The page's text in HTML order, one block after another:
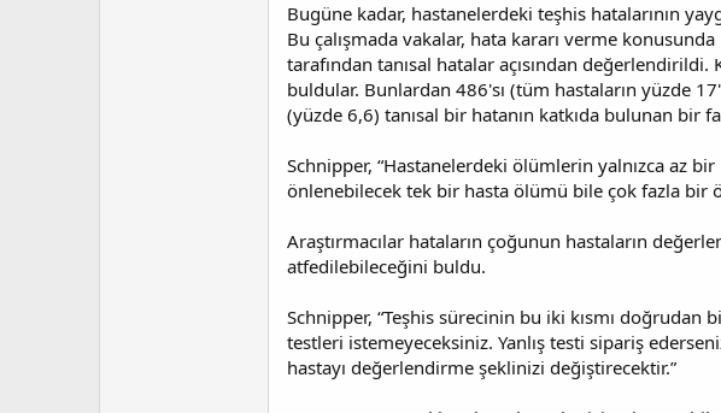
Bugüne kadar, hastanelerdeki teşhis hatalarının
Bu çalışmada vakalar, hata kararı verme
tarafından tanısal hatalar açısından
buldular. Bunlardan 486'sı (tüm hastaların yüzde
(yüzde 6,6) tanısal bir hatanın katkıda bulunan bir
Schnipper, “Hastanelerdeki ölümlerin yalnızca az
önlenebilecek tek bir hasta ölümü bile çok fazla bir
Araştırmacılar hataların çoğunun hastaların
atfedilebileceğini buldu.
Schnipper, “Teşhis sürecinin bu iki kısmı
testleri istemeyeceksiniz. Yanlış testi sipariş
hastayı değerlendirme şeklinizi değiştirecektir.”